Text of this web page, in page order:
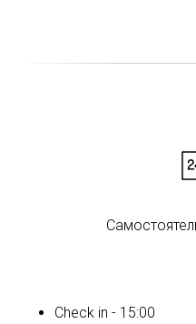
Check in - 15:00